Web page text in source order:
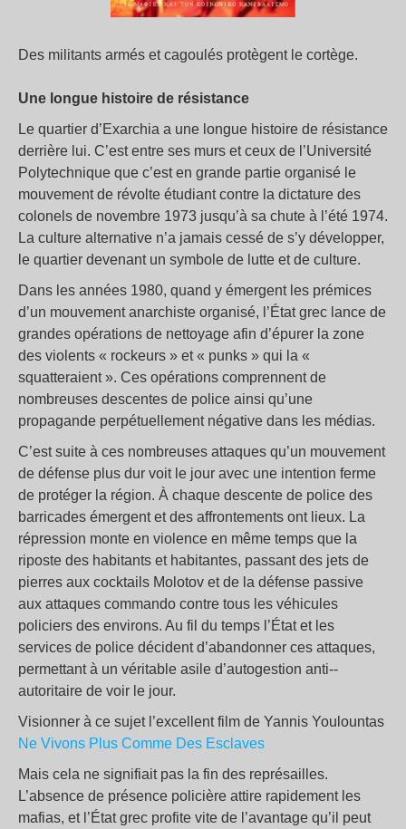
Des militants armés et cagoulés protègent le cortège.
Une longue histoire de résistance
Le quartier d’Exarchia a une longue histoire de résistance
derrière lui. C’est entre ses murs et ceux de l’Université
Polytechnique que c’est en grande partie organisé le
mouvement de révolte étudiant contre la dictature des
colonels de novembre 1973 jusqu’à sa chute à l’été 1974.
La culture alternative n’a jamais cessé de s’y développer,
le quartier devenant un symbole de lutte et de culture.
Dans les années 1980, quand y émergent les prémices
d’un mouvement anarchiste organisé, l’État grec lance de
grandes opérations de nettoyage afin d’épurer la zone
des violents « rockeurs » et « punks » qui la «
squatteraient ». Ces opérations comprennent de
nombreuses descentes de police ainsi qu’une
propagande perpétuellement négative dans les médias.
C’est suite à ces nombreuses attaques qu’un mouvement
de défense plus dur voit le jour avec une intention ferme
de protéger la région. À chaque descente de police des
barricades émergent et des affrontements ont lieux. La
répression monte en violence en même temps que la
riposte des habitants et habitantes, passant des jets de
pierres aux cocktails Molotov et de la défense passive
aux attaques commando contre tous les véhicules
policiers des environs. Au fil du temps l’État et les
services de police décident d’abandonner ces attaques,
permettant à un véritable asile d’autogestion anti-­
autoritaire de voir le jour.
Visionner à ce sujet l’excellent film de Yannis Youlountas
Ne Vivons Plus Comme Des Esclaves
Mais cela ne signifiait pas la fin des représailles.
L’absence de présence policière attire rapidement les
mafias, et l’État grec profite vite de l’avantage qu’il peut